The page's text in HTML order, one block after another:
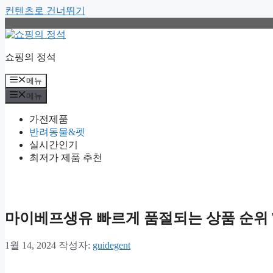
컨텐츠로 건너뛰기
쇼핑의 정석
메뉴
메뉴
가전제품
반려동물&펫
실시간인기
최저가 제품 추천
마이베프생유 빠르게 품절되는 상품 순위
1월 14, 2024 작성자: guidegent